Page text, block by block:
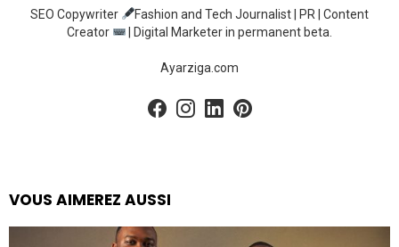
SEO Copywriter
Fashion and Tech Journalist | PR | Content
Creator
| Digital Marketer in permanent beta.
Ayarziga.com
VOUS AIMEREZ AUSSI